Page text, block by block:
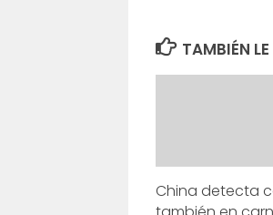
TAMBIÉN LE
China detecta